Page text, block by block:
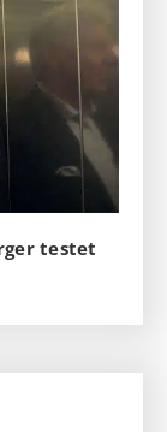
testet